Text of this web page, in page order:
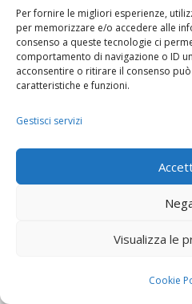
Per fornire le migliori esperienze,
per memorizzare e/o accedere alle
consenso a queste tecnologie ci
comportamento di navigazione o ID
acconsentire o ritirare il consenso
caratteristiche e funzioni.
Gestisci servizi
Visualizza le
Cookie
mantenere l’EIRP
banda 5470–5725
l’impostazione
automaticamente i
trasmissione, ma il
parabola deve
manualmente nel
per una corretta
reti private
alcuna licenza o